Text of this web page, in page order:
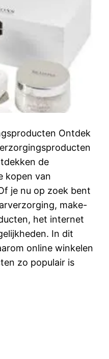
Ontdek
de
kopen van
je nu op zoek bent
make-
het internet
In dit
online winkelen
zo populair is